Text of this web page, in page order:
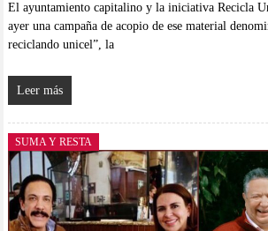
El ayuntamiento capitalino y la iniciativa Recicla
ayer una campaña de acopio de ese material
reciclando unicel”, la
Leer más
SUMA Y RESTA